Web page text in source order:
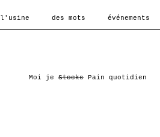
l'usine des mots événements
Moi je Stocks Pain quotidien